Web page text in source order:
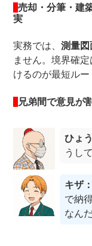
売却・分筆・建
実
実務では、測量図
ません。境界確定
けるのが最短ルー
兄弟間で意見が
ひょ
うし
キザ：
で納
なんだ